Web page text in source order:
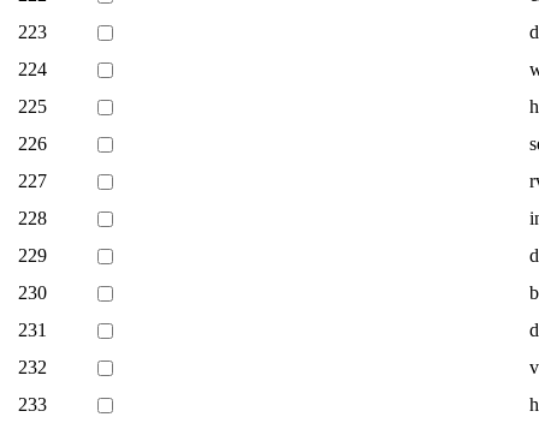
223
224
225
226
227
228
229
230
231
232
233